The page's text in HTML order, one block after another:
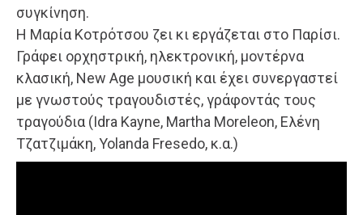
συγκίνηση.
Η Μαρία Κοτρότσου ζει κι εργάζεται στο Παρίσι.
Γράφει ορχηστρική, ηλεκτρονική, μοντέρνα
κλασική, New Age μουσική και έχει συνεργαστεί
με γνωστούς τραγουδιστές, γράφοντάς τους
τραγούδια (Idra Kayne, Martha Moreleon, Ελένη
Τζατζιμάκη, Yolanda Fresedo, κ.α.)